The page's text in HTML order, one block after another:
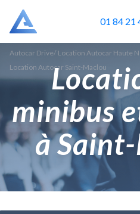
01 84 21
Autocar Drive/ Location Autocar Haute
Location Autocar Saint-Maclou
minibus
à